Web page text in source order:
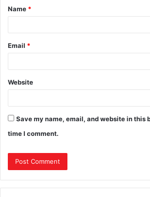
Name *
Email *
Website
Save my name, email, and website in this
time I comment.